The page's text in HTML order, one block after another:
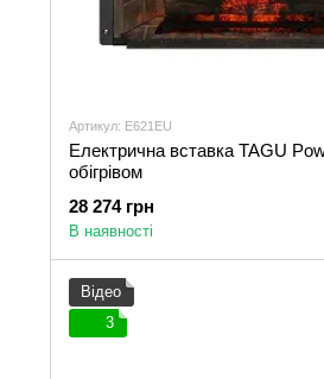
Артикул: E621EU
Електрична вставка TAGU
обігрівом
28 274 грн
В наявності
Відео
3